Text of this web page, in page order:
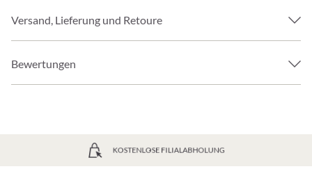
Versand, Lieferung und Retoure
Bewertungen
GRATIS VERSAND AB 49€